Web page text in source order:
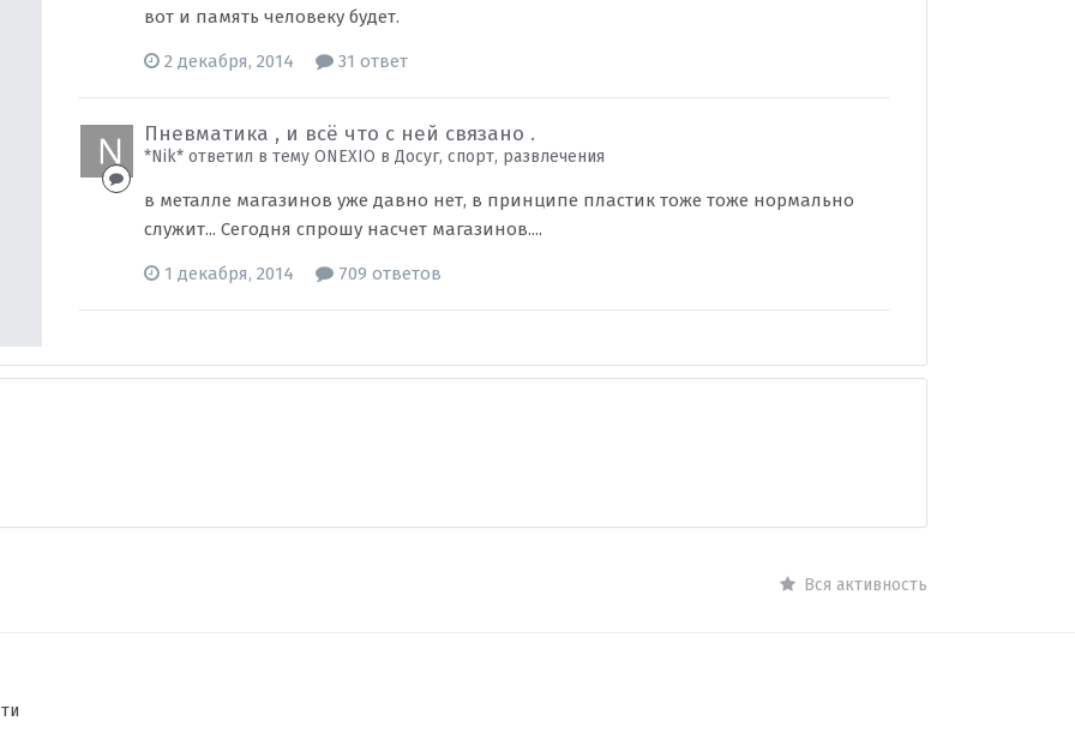
вот и память человеку будет.
2 декабря, 2014 31 ответ
Пневматика , и всё что с ней связано .
*Nik* ответил в тему ONEXIO вДосуг, спорт, развлечения
в металле магазинов уже давно нет, в принципе пластик тоже тоже нормально
служит... Сегодня спрошу насчет магазинов....
1 декабря, 2014 709 ответов
Вся активность